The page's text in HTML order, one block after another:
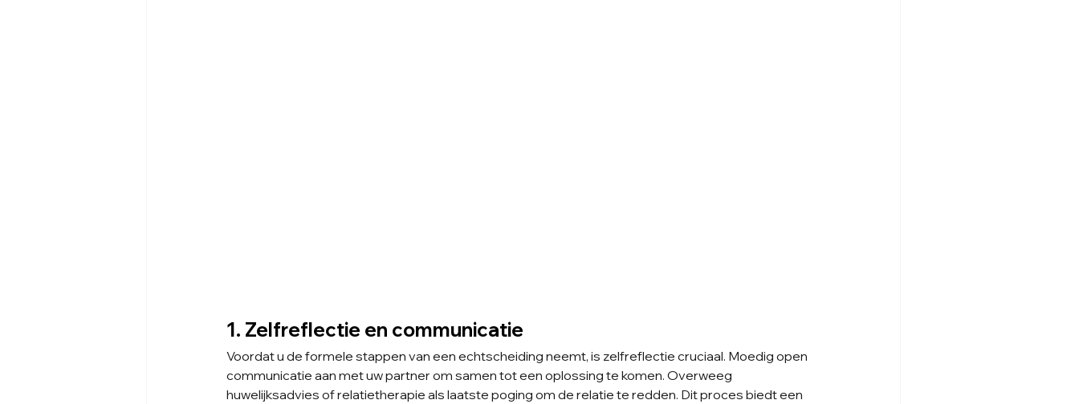
1. Zelfreflectie en communicatie
Voordat u de formele stappen van een echtscheiding neemt, is zelfreflectie cruciaal. Moedig open
communicatie aan met uw partner om samen tot een oplossing te komen. Overweeg
huwelijksadvies of relatietherapie als laatste poging om de relatie te redden. Dit proces biedt een